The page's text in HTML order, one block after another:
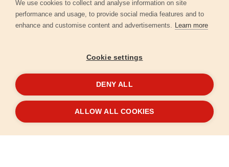
© 2026Extol.cz- Všechna práva vyhrazena
Ochrana osobních údajů
VytvořiloFEO
We use cookies to collect and analyse information on site
performance and usage, to provide social media features and to
enhance and customise content and advertisements. Learn more
Cookie settings
DENY ALL
ALLOW ALL COOKIES